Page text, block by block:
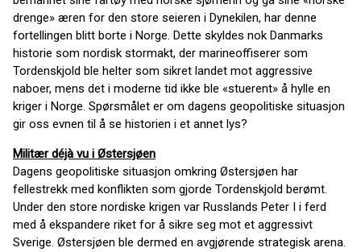
drenge» æren for den store seieren i Dynekilen, har denne
fortellingen blitt borte i Norge. Dette skyldes nok Danmarks
historie som nordisk stormakt, der marineoffiserer som
Tordenskjold ble helter som sikret landet mot aggressive
naboer, mens det i moderne tid ikke ble «stuerent» å hylle en
kriger i Norge. Spørsmålet er om dagens geopolitiske situasjon
gir oss evnen til å se historien i et annet lys?
Militær déjà vu i Østersjøen
Dagens geopolitiske situasjon omkring Østersjøen har
fellestrekk med konflikten som gjorde Tordenskjold berømt.
Under den store nordiske krigen var Russlands Peter I i ferd
med å ekspandere riket for å sikre seg mot et aggressivt
Sverige. Østersjøen ble dermed en avgjørende strategisk arena.